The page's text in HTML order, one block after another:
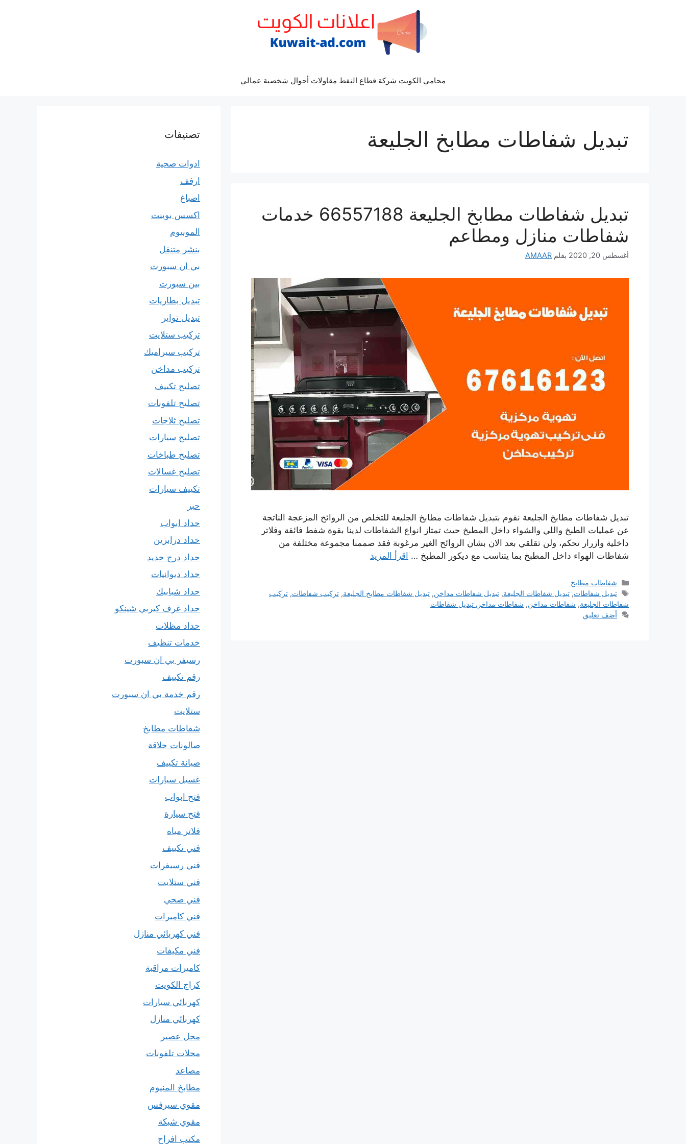
محامي الكويت شركة قطاع النفط مقاولات أحوال شخصية عمالي
تبديل شفاطات مطابخ الجليعة
تبديل شفاطات مطابخ الجليعة 66557188 خدمات
شفاطات منازل ومطاعم
أغسطس 20, 2020 بقلم AMAAR
تبديل شفاطات مطابخ الجليعة نقوم بتبديل شفاطات مطابخ الجليعة للتخلص من الروائح المزعجة الناتجة
عن عمليات الطبخ واللي والشواء داخل المطبخ حيث تمتاز انواع الشفاطات لدينا بقوة شفط فائقة وفلاتر
داخلية وازرار تحكم، ولن تقلقي بعد الان بشان الروائح الغير مرغوبة فقد صممنا مجموعة مختلفة من
شفاطات الهواء داخل المطبخ بما يتناسب مع ديكور المطبخ … اقرأ المزيد
التصنيفات
شفاطات مطابخ
الوسوم
تبديل شفاطات,تبديل شفاطات الجليعة,تبديل شفاطات مداخن,تبديل شفاطات مطابخ الجليعة,تركيب شفاطات,تركيب
شفاطات الجليعة, شفاطات مداخن, شفاطات مداخن تبديل شفاطات
أضف تعليق
تصنيفات
ادوات صحية
ارفف
اصباغ
اكسس بوينت
المونيوم
بنشر متنقل
بي ان سبورت
بين سبورت
تبديل بطاريات
تبديل تواير
تركيب ستلايت
تركيب سيراميك
تركيب مداخن
تصليح تكييف
تصليح تلفونات
تصليح ثلاجات
تصليح سيارات
تصليح طباخات
تصليح غسالات
تكييف سيارات
حبر
حداد ابواب
حداد درابزين
حداد درج حديد
حداد ديوانيات
حداد شبابيك
حداد غرف كيربي شينكو
حداد مظلات
خدمات تنظيف
رسيفر بي ان سبورت
رقم تكييف
رقم خدمة بي ان سبورت
ستلايت
شفاطات مطابخ
صالونات حلاقة
صيانة تكييف
غسيل سيارات
فتح ابواب
فتح سيارة
فلاتر مياه
فني تكييف
فني رسيفرات
فني ستلايت
فني صحي
فني كاميرات
فني كهربائي منازل
فني مكيفات
كاميرات مراقبة
كراج الكويت
كهربائي سيارات
كهربائي منازل
محل عصير
محلات تلفونات
مصاعد
مطابخ المنيوم
مقوي سيرفس
مقوي شبكة
مكتب افراح